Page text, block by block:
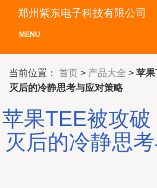
郑州紫东电子科技有限公司
MENU
当前位置： 首页 > 产品大全 > 苹
灭后的冷静思考与应对策略
苹果TEE被攻
灭后的冷静思